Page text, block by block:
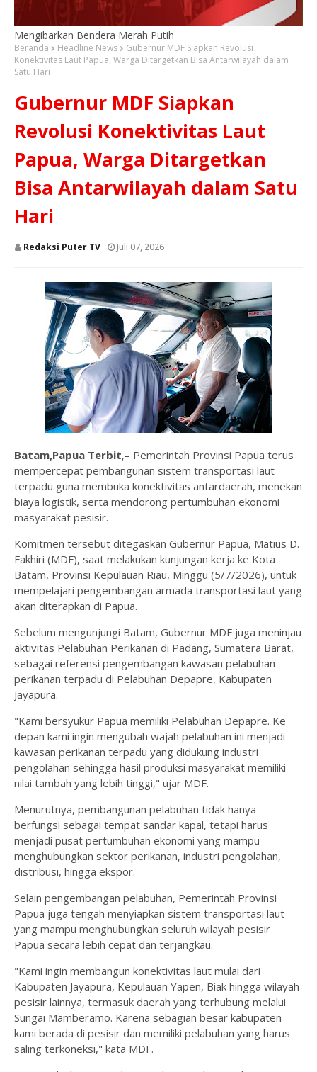
Mengibarkan Bendera Merah Putih
Beranda Headline News
Gubernur MDF Siapkan Revolusi
Konektivitas Laut Papua, Warga Ditargetkan Bisa Antarwilayah dalam
Satu Hari
Gubernur MDF Siapkan
Revolusi Konektivitas Laut
Papua, Warga Ditargetkan
Bisa Antarwilayah dalam Satu
Hari
Redaksi Puter TV Juli 07, 2026
Batam,Papua Terbit,– Pemerintah Provinsi Papua terus
mempercepat pembangunan sistem transportasi laut
terpadu guna membuka konektivitas antardaerah, menekan
biaya logistik, serta mendorong pertumbuhan ekonomi
masyarakat pesisir.
Komitmen tersebut ditegaskan Gubernur Papua, Matius D.
Fakhiri (MDF), saat melakukan kunjungan kerja ke Kota
Batam, Provinsi Kepulauan Riau, Minggu (5/7/2026), untuk
mempelajari pengembangan armada transportasi laut yang
akan diterapkan di Papua.
Sebelum mengunjungi Batam, Gubernur MDF juga meninjau
aktivitas Pelabuhan Perikanan di Padang, Sumatera Barat,
sebagai referensi pengembangan kawasan pelabuhan
perikanan terpadu di Pelabuhan Depapre, Kabupaten
Jayapura.
"Kami bersyukur Papua memiliki Pelabuhan Depapre. Ke
depan kami ingin mengubah wajah pelabuhan ini menjadi
kawasan perikanan terpadu yang didukung industri
pengolahan sehingga hasil produksi masyarakat memiliki
nilai tambah yang lebih tinggi," ujar MDF.
Menurutnya, pembangunan pelabuhan tidak hanya
berfungsi sebagai tempat sandar kapal, tetapi harus
menjadi pusat pertumbuhan ekonomi yang mampu
menghubungkan sektor perikanan, industri pengolahan,
distribusi, hingga ekspor.
Selain pengembangan pelabuhan, Pemerintah Provinsi
Papua juga tengah menyiapkan sistem transportasi laut
yang mampu menghubungkan seluruh wilayah pesisir
Papua secara lebih cepat dan terjangkau.
"Kami ingin membangun konektivitas laut mulai dari
Kabupaten Jayapura, Kepulauan Yapen, Biak hingga wilayah
pesisir lainnya, termasuk daerah yang terhubung melalui
Sungai Mamberamo. Karena sebagian besar kabupaten
kami berada di pesisir dan memiliki pelabuhan yang harus
saling terkoneksi," kata MDF.